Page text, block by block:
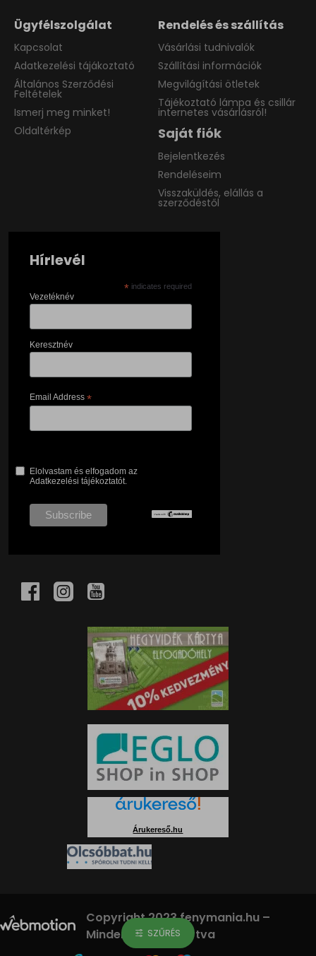
Ügyfélszolgálat
Kapcsolat
Adatkezelési tájákoztató
Általános Szerződési
Feltételek
Ismerj meg minket!
Oldaltérkép
Rendelés és szállítás
Vásárlási tudnivalók
Szállítási információk
Megvilágítási ötletek
Tájékoztató lámpa és csillár
internetes vásárlásról!
Saját fiók
Bejelentkezés
Rendeléseim
Visszaküldés, elállás a
szerződéstől
Hírlevél
* indicates required
Vezetéknév
Keresztnév
Email Address *
Elolvastam és elfogadom az
Adatkezelési tájékoztatót.
Árukereső.hu
Copyright 2023 fenymania.hu –
Minden jog fenntartva
SZŰRÉS